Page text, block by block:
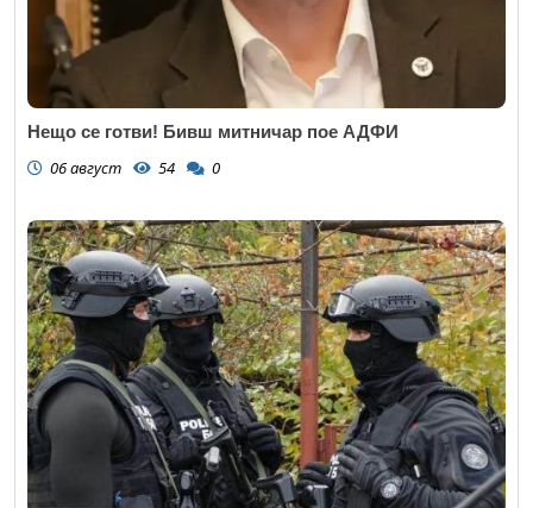
Нещо се готви! Бивш митничар пое АДФИ
06 август 54 0